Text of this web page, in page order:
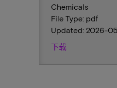
Chemicals
File Type: pdf
Updated: 2026-
下载